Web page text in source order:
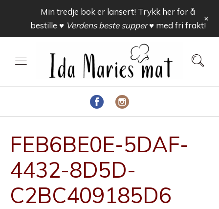
FEB6BE0E-5DAF-
4432-8D5D-
C2BC409185D6
Min tredje bok er lansert! Trykk her for å
bestille ♥ Verdens beste supper ♥med fri frakt!
+